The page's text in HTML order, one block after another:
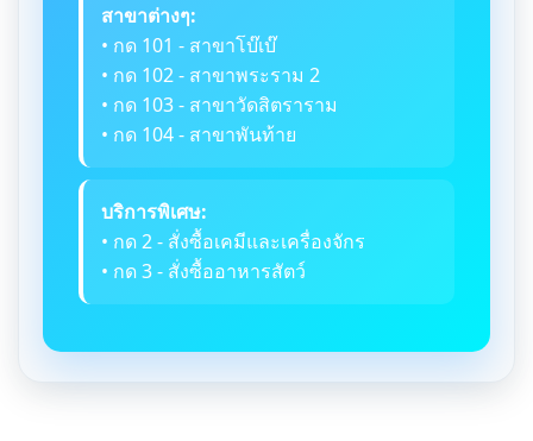
สาขาต่างๆ:
• กด 101 - สาขาโบ๊เบ๊
• กด 102 - สาขาพระราม 2
• กด 103 - สาขาวัดสิตราราม
• กด 104 - สาขาพันท้าย
บริการพิเศษ:
• กด 2 - สั่งซื้อเคมีและเครื่องจักร
• กด 3 - สั่งซื้ออาหารสัตว์